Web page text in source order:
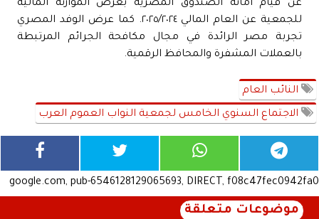
عن قيام أمانة الصندوق المصرية بعرض الموازنة المالية
للجمعية عن العام المالي ٢٠٢٥/٢٠٢٤. كما عرض الوفد المصري
تجربة مصر الرائدة في مجال مكافحة الجرائم المرتبطة
بالعملات المشفرة والمحافظ الرقمية.
النائب العام
الاجتماع السنوي الخامس لجمعية النواب العموم العرب
google.com, pub-6546128129065693, DIRECT, f08c47fec0942fa0
موضوعات متعلقة